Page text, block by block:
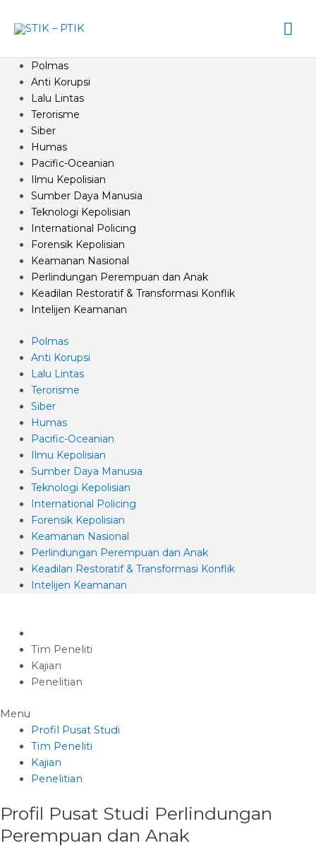
Polmas
Anti Korupsi
Lalu Lintas
Terorisme
Siber
Humas
Pacific-Oceanian
Ilmu Kepolisian
Sumber Daya Manusia
Teknologi Kepolisian
International Policing
Forensik Kepolisian
Keamanan Nasional
Perlindungan Perempuan dan Anak
Keadilan Restoratif & Transformasi Konflik
Intelijen Keamanan
Polmas
Anti Korupsi
Lalu Lintas
Terorisme
Siber
Humas
Pacific-Oceanian
Ilmu Kepolisian
Sumber Daya Manusia
Teknologi Kepolisian
International Policing
Forensik Kepolisian
Keamanan Nasional
Perlindungan Perempuan dan Anak
Keadilan Restoratif & Transformasi Konflik
Intelijen Keamanan
Tim Peneliti
Kajian
Penelitian
Menu
Profil Pusat Studi
Tim Peneliti
Kajian
Penelitian
Profil Pusat Studi Perlindungan
Perempuan dan Anak